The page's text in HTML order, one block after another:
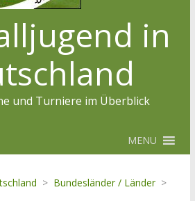
in
und Turniere im Überblick
MENU
> Bundesländer / Länder >